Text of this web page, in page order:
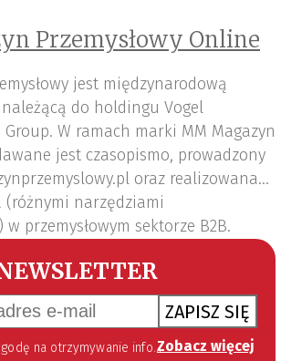
Przemysłowy Online
jest międzynarodową
do holdingu Vogel
W ramach marki MM Magazyn
jest czasopismo, prowadzony
oraz realizowana
narzędziami
przemysłowym sektorze B2B.
ZAPISZ SIĘ
w szczególności poczty elektronicznej zgodnie z przepisem art. 10 ust 2 ustawy z dnia 18 lipca 2002 roku o świadczeniu usług drogą elektroniczną (Dz. U. 144 z 2002 r. poz. 1204). Zgoda jest dobrowolna, jednak jej wyrażenie jest konieczne, aby otrzymywać newsletter. Zobacz więcej